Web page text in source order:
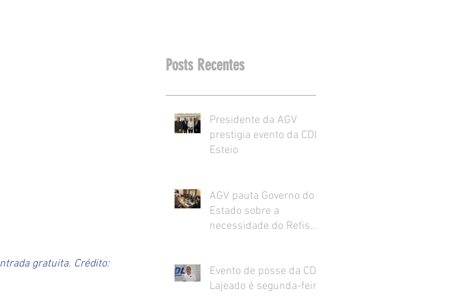
gratuita. Crédito:
Posts Recentes
Presidente da AGV
prestigia evento da CDL
Esteio
AGV pauta Governo do
Estado sobre a
necessidade do Refis
Evento de posse da CDL
Lajeado é segunda-feira